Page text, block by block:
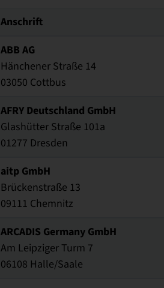
Anschrift
ABB AG
Hänchener Straße 14
03050 Cottbus
AFRY Deutschland GmbH
Glashütter Straße 101a
01277 Dresden
aitp GmbH
Brückenstraße 13
09111 Chemnitz
ARCADIS Germany GmbH
Am Leipziger Turm 7
06108 Halle/Saale